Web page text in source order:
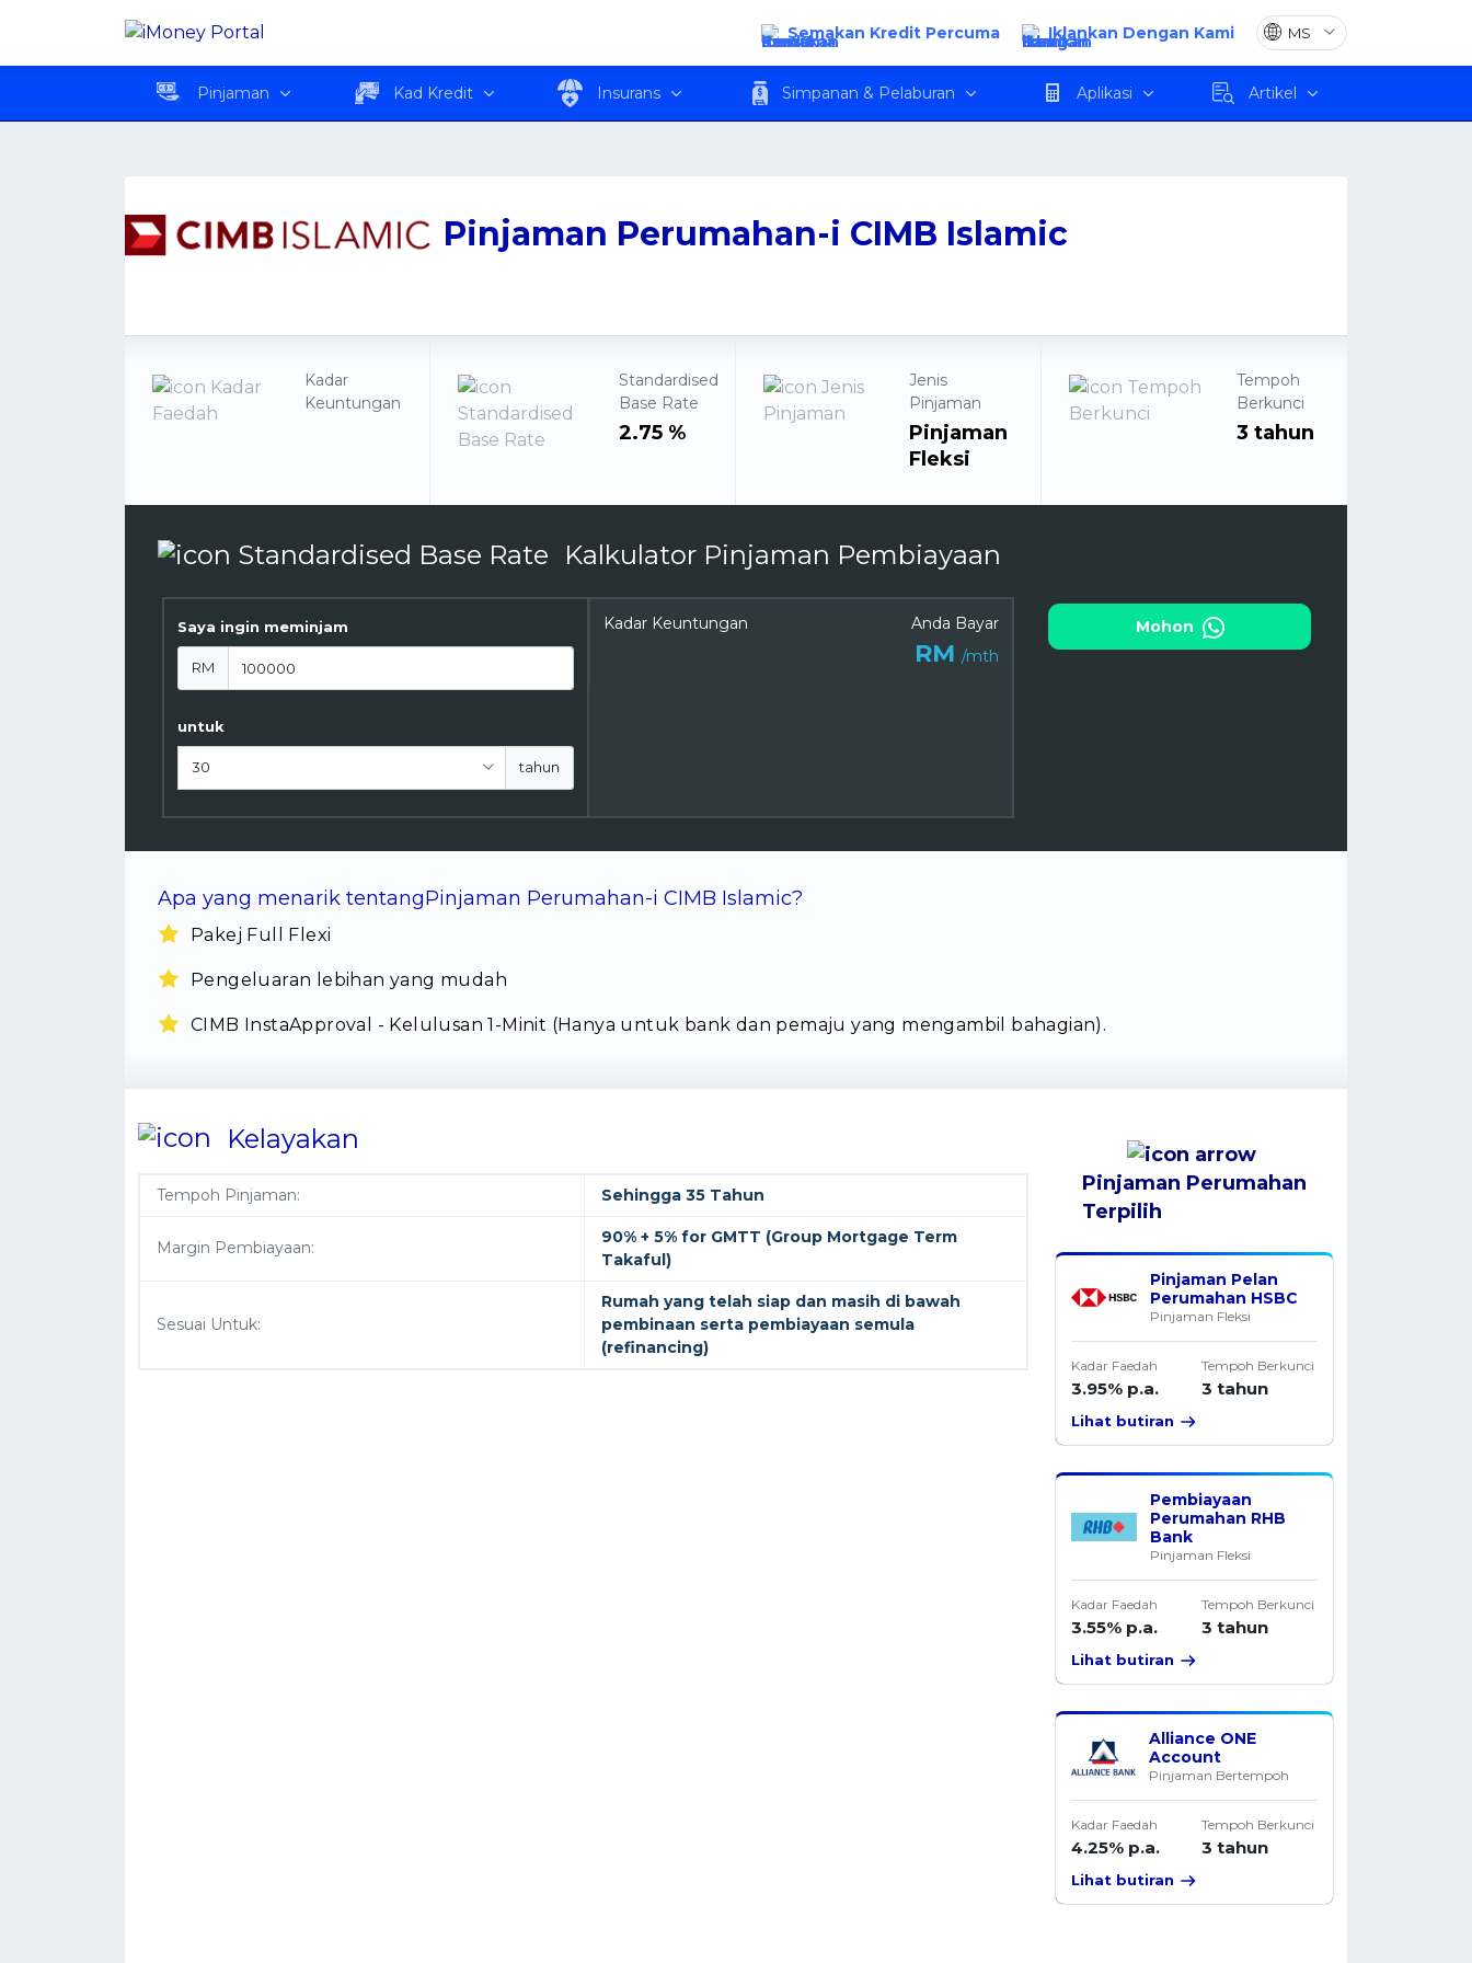
Semakan Kredit Percuma Iklankan Dengan Kami
Pinjaman Kad Kredit Insurans Simpanan & Pelaburan Aplikasi Artikel
Pinjaman Perumahan-i CIMB Islamic Mohon
Pinjaman Perumahan-i CIMB Islamic
Kadar
Keuntungan
Standardised
Base Rate
2.75 %
Jenis
Pinjaman
Pinjaman
Fleksi
Tempoh
Berkunci
3 tahun
Kalkulator Pinjaman Pembiayaan
Saya ingin meminjam
RM
untuk
tahun
Kadar Keuntungan Anda Bayar
RM /mth
Mohon
Apa yang menarik tentangPinjaman Perumahan-i CIMB Islamic?
Pakej Full Flexi
Pengeluaran lebihan yang mudah
CIMB InstaApproval - Kelulusan 1-Minit (Hanya untuk bank dan pemaju yang mengambil bahagian).
Kelayakan
Tempoh Pinjaman: Sehingga 35 Tahun
Margin Pembiayaan:
90% + 5% for GMTT (Group Mortgage Term
Takaful)
Sesuai Untuk:
Rumah yang telah siap dan masih di bawah
pembinaan serta pembiayaan semula
(refinancing)
Pinjaman Perumahan
Terpilih
Pinjaman Pelan
Perumahan HSBC
Pinjaman Fleksi
Kadar Faedah
3.95% p.a.
Tempoh Berkunci
3 tahun
Lihat butiran
Pembiayaan
Perumahan RHB
Bank
Pinjaman Fleksi
Kadar Faedah
3.55% p.a.
Tempoh Berkunci
3 tahun
Lihat butiran
Alliance ONE
Account
Pinjaman Bertempoh
Kadar Faedah
4.25% p.a.
Tempoh Berkunci
3 tahun
Lihat butiran